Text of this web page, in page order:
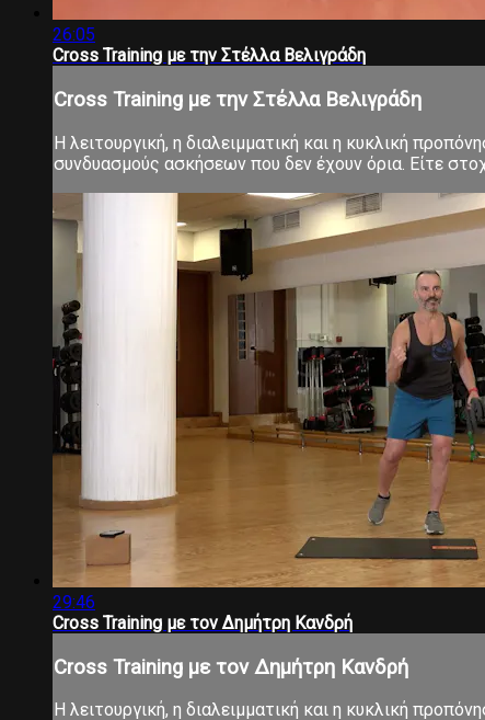
26:05
Cross Training με την Στέλλα Βελιγράδη
Cross Training με την Στέλλα Βελιγράδη
Η λειτουργική, η διαλειμματική και η κυκλική
συνδυασμούς ασκήσεων που δεν έχουν όρια. Είτε
29:46
Cross Training με τον Δημήτρη Κανδρή
Cross Training με τον Δημήτρη Κανδρή
Η λειτουργική, η διαλειμματική και η κυκλική